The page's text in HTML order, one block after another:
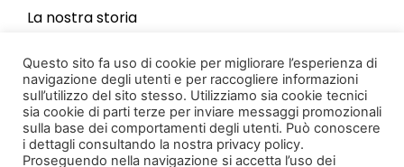
La nostra storia
Privacy & Cookie PolicyCreato da Donati Films
© Copyright 2022 Pennellificio Bagnoli S.r.l. Tutti i
Questo sito fa uso di cookie per migliorare l’esperienza di
navigazione degli utenti e per raccogliere informazioni
sull’utilizzo del sito stesso. Utilizziamo sia cookie tecnici
sia cookie di parti terze per inviare messaggi promozionali
sulla base dei comportamenti degli utenti. Può conoscere
i dettagli consultando la nostra privacy policy.
Proseguendo nella navigazione si accetta l’uso dei